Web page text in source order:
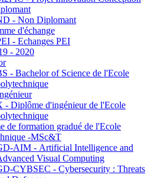
- Non Diplomant
d'échange
- Echanges PEI
- 2020
- Bachelor of Science de l'Ecole
- Diplôme d'ingénieur de l'Ecole
de formation gradué de l'Ecole
-MSc&T
AIM - Artificial Intelligence and
Visual Computing
CYBSEC - Cybersecurity : Threats